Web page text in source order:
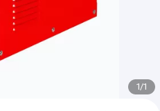
1/1